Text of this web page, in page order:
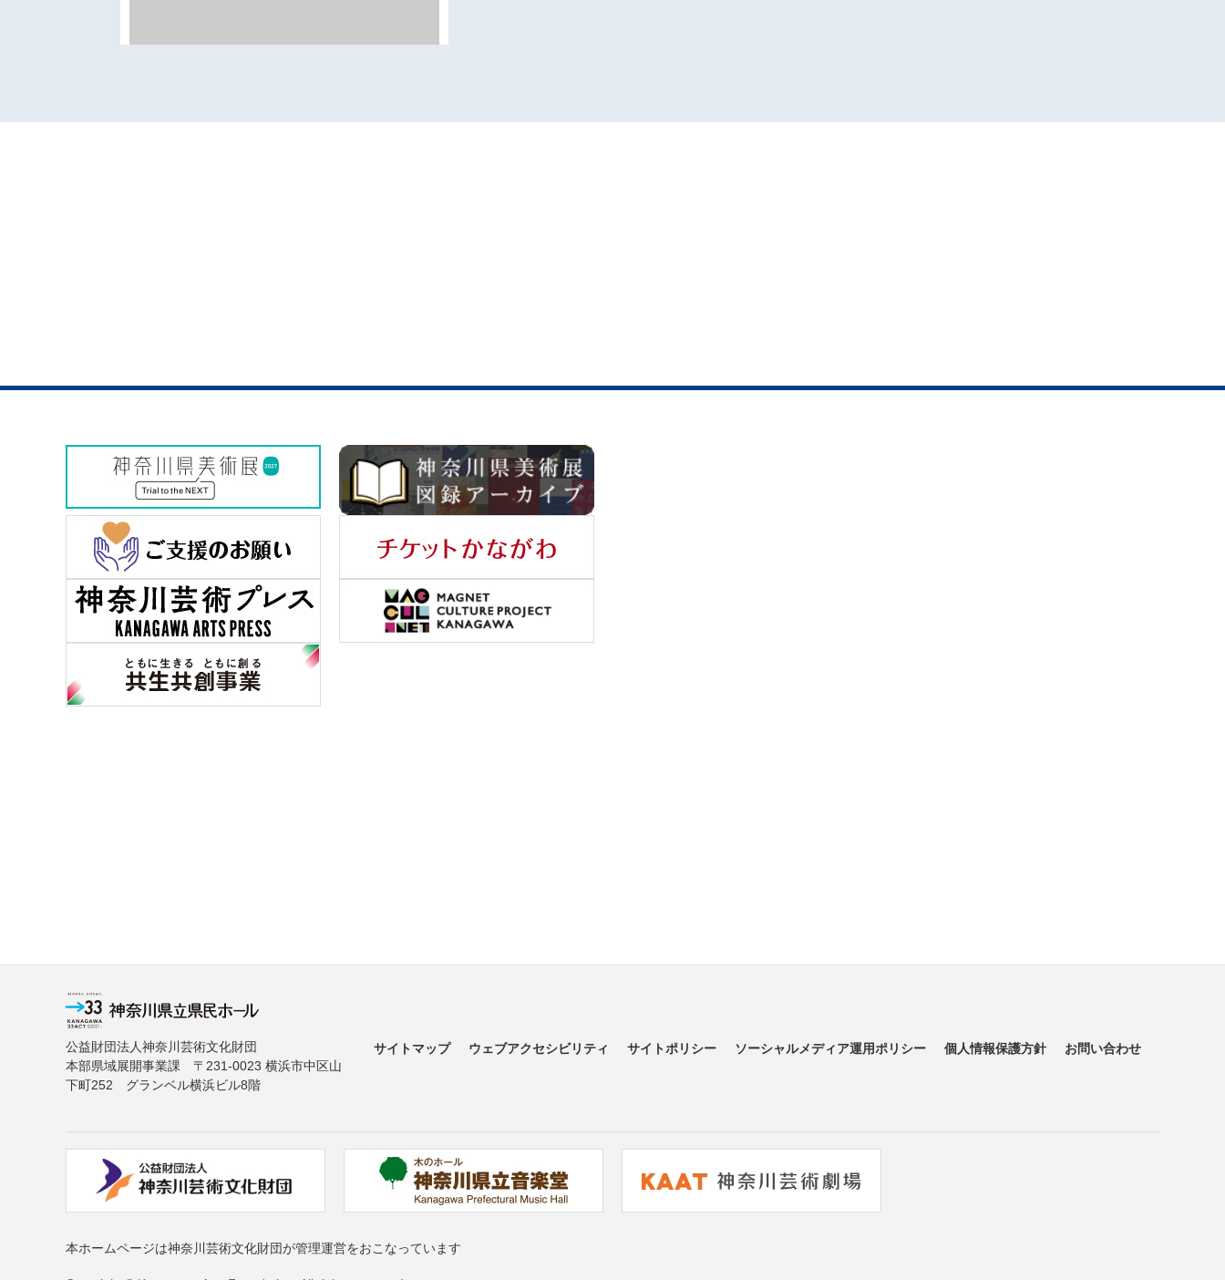
公益財団法人神奈川芸術文化財団
本部県域展開事業課 〒231-0023 横浜市中区山
下町252 グランベル横浜ビル8階
サイトマップ ウェブアクセシビリティ サイトポリシー ソーシャルメディア運用ポリシー 個人情報保護方針 お問い合わせ
本ホームページは神奈川芸術文化財団が管理運営をおこなっています